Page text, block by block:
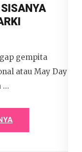
gempita
atau May Day
…